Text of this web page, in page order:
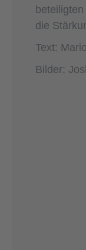
die
Text:
Bilder: